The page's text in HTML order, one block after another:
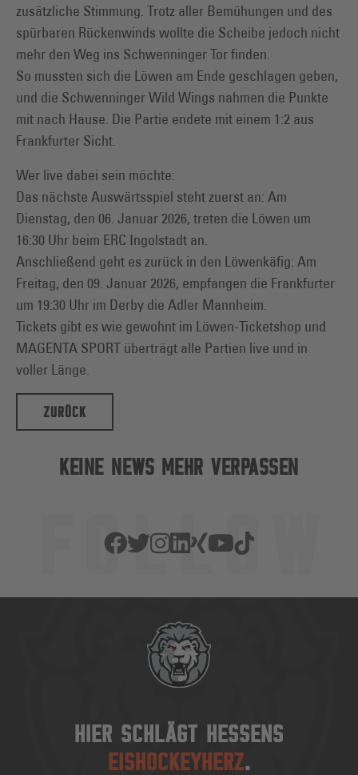
zusätzliche Stimmung. Trotz aller Bemühungen und des
spürbaren Rückenwinds wollte die Scheibe jedoch nicht
mehr den Weg ins Schwenninger Tor finden.
So mussten sich die Löwen am Ende geschlagen geben,
und die Schwenninger Wild Wings nahmen die Punkte
mit nach Hause. Die Partie endete mit einem 1:2 aus
Frankfurter Sicht.
Wer live dabei sein möchte:
Das nächste Auswärtsspiel steht zuerst an: Am
Dienstag, den 06. Januar 2026, treten die Löwen um
16:30 Uhr beim ERC Ingolstadt an.
Anschließend geht es zurück in den Löwenkäfig: Am
Freitag, den 09. Januar 2026, empfangen die Frankfurter
um 19:30 Uhr im Derby die Adler Mannheim.
Tickets gibt es wie gewohnt im Löwen-Ticketshop und
MAGENTA SPORT überträgt alle Partien live und in
voller Länge.
ZURÜCK
KEINE NEWS MEHR VERPASSEN
HIER SCHLÄGT HESSENS
EISHOCKEYHERZ.